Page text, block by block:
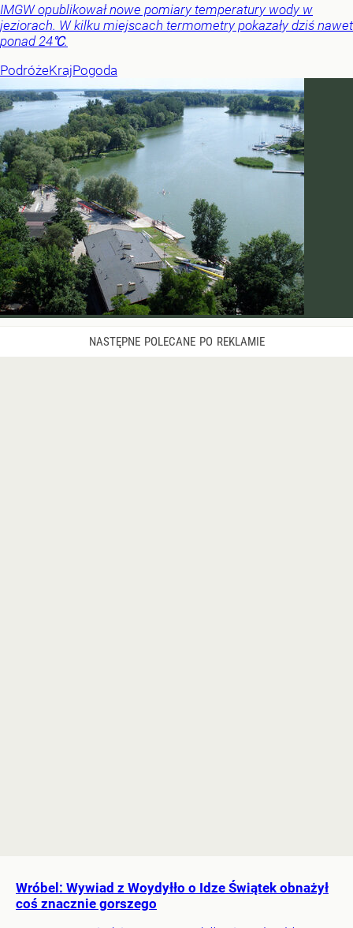
IMGW opublikował nowe pomiary temperatury wody w
jeziorach. W kilku miejscach termometry pokazały dziś nawet
ponad 24℃.
PodróżeKrajPogoda
Wróbel: Wywiad z Woydyłło o Idze Świątek obnażył
coś znacznie gorszego